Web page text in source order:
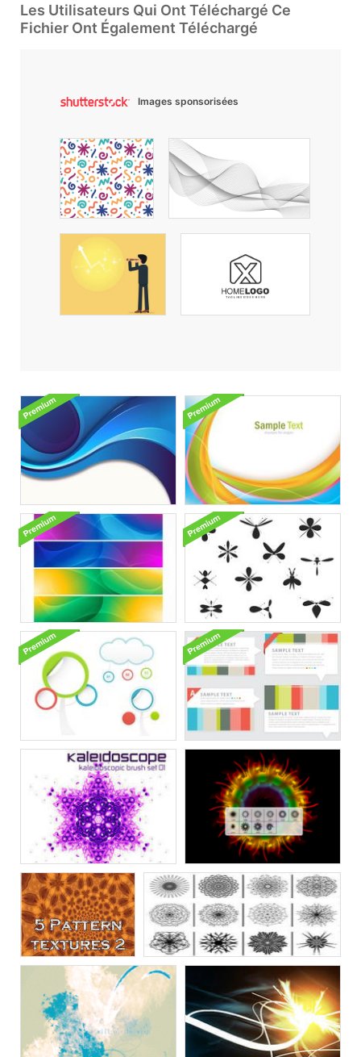
Les Utilisateurs Qui Ont Téléchargé Ce
Fichier Ont Également Téléchargé
Images sponsorisées